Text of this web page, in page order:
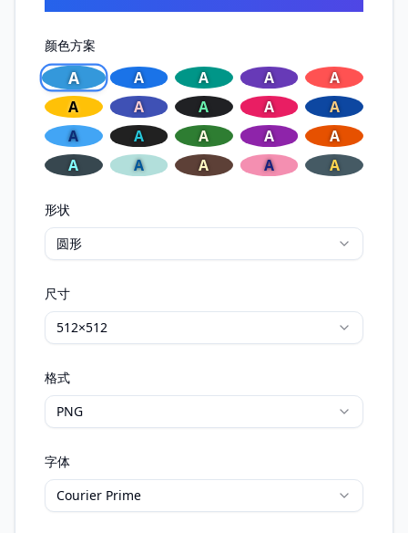
颜色方案
A A A A
A
A
A A A
A
A
A A A
A
A
A A A A
形状
圆形
尺寸
512×512
格式
PNG
字体
Courier Prime